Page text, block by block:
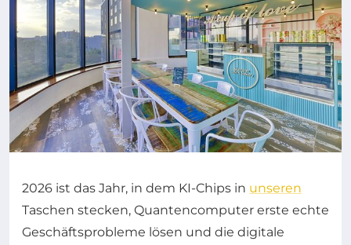
2026 ist das Jahr, in dem KI-Chips in unseren
Taschen stecken, Quantencomputer erste echte
Geschäftsprobleme lösen und die digitale